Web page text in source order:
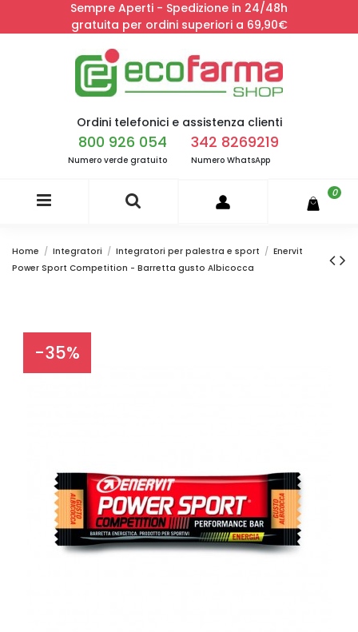
Sempre Aperti - Spedizione in 24/48h
gratuita per ordini superiori a 69,90€
Ordini telefonici e assistenza clienti
800 926 054
Numero verde gratuito
342 8269219
Numero WhatsApp
0
Home Integratori Integratori per palestra e sport
Enervit
Power Sport Competition - Barretta gusto Albicocca
-35%